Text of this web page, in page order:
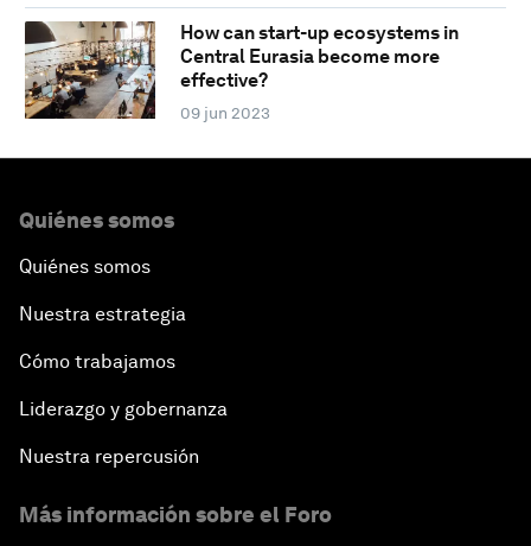
How can start-up ecosystems in
Central Eurasia become more
effective?
09 jun 2023
Quiénes somos
Quiénes somos
Nuestra estrategia
Cómo trabajamos
Liderazgo y gobernanza
Nuestra repercusión
Más información sobre el Foro